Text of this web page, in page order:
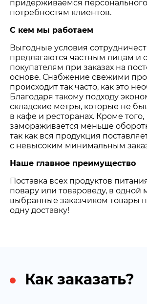
придерживаемся
потребностям клиентов.
С кем мы работаем
Выгодные условия
предлагаются частным лицам и
покупателям при заказах на
основе. Снабжение свежими
происходит так часто, как это
Благодаря такому подходу
складские метры, которые не
в кафе и ресторанах. Кроме того,
замораживается меньше
так как вся продукция
с невысоким минимальным
Наше главное преимущество
Поставка всех продуктов
повару или товароведу, в одной
выбранные заказчиком товары
одну доставку!
Как заказать?